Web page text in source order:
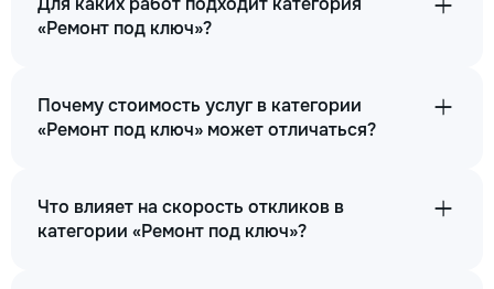
«Ремонт под ключ»?
Почему стоимость услуг в категории
«Ремонт под ключ» может отличаться?
Что влияет на скорость откликов в
категории «Ремонт под ключ»?